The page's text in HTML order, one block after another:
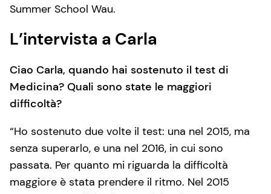
Summer School Wau.
L’intervista a Carla
Ciao Carla, quando hai sostenuto il test di
Medicina? Quali sono state le maggiori
difficoltà?
“Ho sostenuto due volte il test: una nel 2015, ma
senza superarlo, e una nel 2016, in cui sono
passata. Per quanto mi riguarda la difficoltà
maggiore è stata prendere il ritmo. Nel 2015